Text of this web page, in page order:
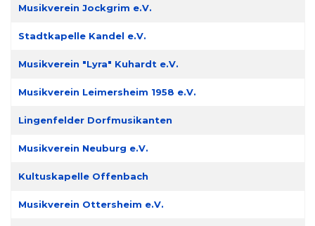
Musikverein Jockgrim e.V.
Stadtkapelle Kandel e.V.
Musikverein "Lyra" Kuhardt e.V.
Musikverein Leimersheim 1958 e.V.
Lingenfelder Dorfmusikanten
Musikverein Neuburg e.V.
Kultuskapelle Offenbach
Musikverein Ottersheim e.V.